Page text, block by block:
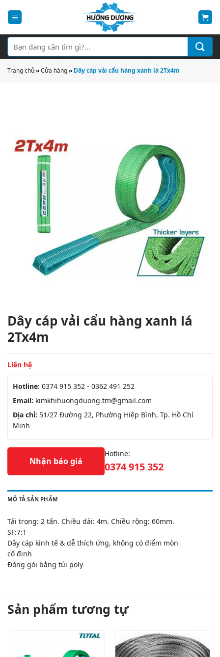
qua
dung
Tìm
kiếm:
Trang chủ»Cửa hàng» Dây cáp vải cẩu hàng xanh lá 2Tx4m
Dây cáp vải cẩu hàng xanh lá
2Tx4m
Liên hệ
Hotline: 0374 915 352 - 0362 491 252
Email: kimkhihuongduong.tm@gmail.com
Địa chỉ: 51/27 Đường 22, Phường Hiệp Bình, Tp. Hồ Chí
Minh
Nhận báo giá
Hotline:
0374 915 352
MÔ TẢ SẢN PHẨM
Tải trọng: 2 tấn. Chiều dài: 4m. Chiều rộng: 60mm.
SF:7:1
Dây cáp kinh tế & dễ thích ứng, không có điểm mòn
cố định
Đóng gói bằng túi poly
Sản phẩm tương tự